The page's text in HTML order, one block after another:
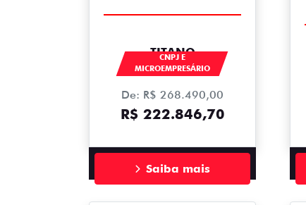
TITANO
CNPJ E
MICROEMPRESÁRIO
De: R$ 268.490,00
R$ 222.846,70
Saiba mais